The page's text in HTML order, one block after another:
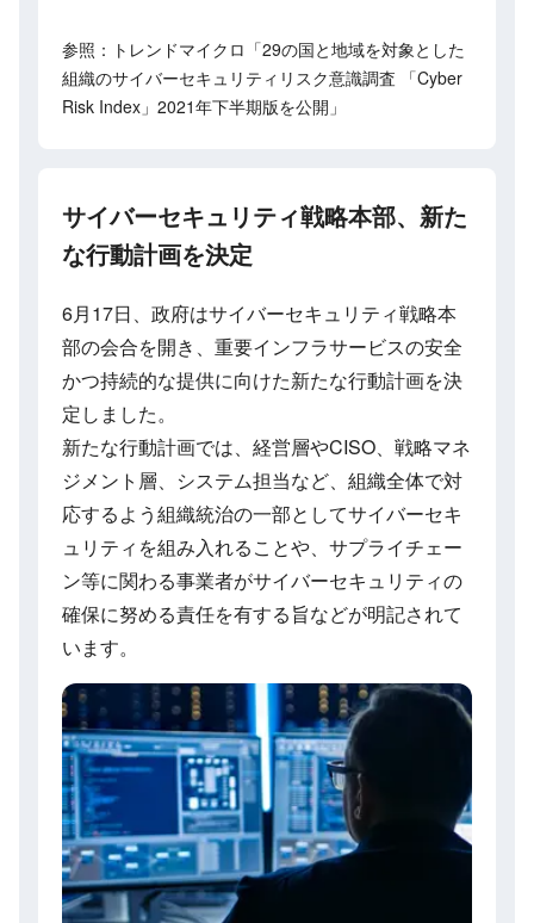
参照：トレンドマイクロ「29の国と地域を対象とした
組織のサイバーセキュリティリスク意識調査 「Cyber
Risk Index」2021年下半期版を公開」
サイバーセキュリティ戦略本部、新た
な行動計画を決定
6月17日、政府はサイバーセキュリティ戦略本
部の会合を開き、重要インフラサービスの安全
かつ持続的な提供に向けた新たな行動計画を決
定しました。
新たな行動計画では、経営層やCISO、戦略マネ
ジメント層、システム担当など、組織全体で対
応するよう組織統治の一部としてサイバーセキ
ュリティを組み入れることや、サプライチェー
ン等に関わる事業者がサイバーセキュリティの
確保に努める責任を有する旨などが明記されて
います。